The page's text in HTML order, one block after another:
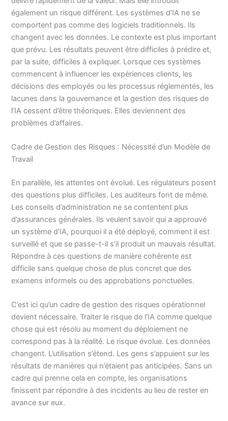
également un risque différent. Les systèmes d’IA ne se
comportent pas comme des logiciels traditionnels. Ils
changent avec les données. Le contexte est plus important
que prévu. Les résultats peuvent être difficiles à prédire et,
par la suite, difficiles à expliquer. Lorsque ces systèmes
commencent à influencer les expériences clients, les
décisions des employés ou les processus réglementés, les
lacunes dans la gouvernance et la gestion des risques de
l’IA cessent d’être théoriques. Elles deviennent des
problèmes d’affaires.
Cadre de Gestion des Risques : Nécessité d’un Modèle de
Travail
En parallèle, les attentes ont évolué. Les régulateurs posent
des questions plus difficiles. Les auditeurs font de même.
Les conseils d’administration ne se contentent plus
d’assurances générales. Ils veulent savoir qui a approuvé
un système d’IA, pourquoi il a été déployé, comment il est
surveillé et que se passe-t-il s’il produit un mauvais résultat.
Répondre à ces questions de manière cohérente est
difficile sans quelque chose de plus concret que des
examens informels ou des approbations ponctuelles.
C’est ici qu’un cadre de gestion des risques opérationnel
devient nécessaire. Traiter le risque de l’IA comme quelque
chose qui est résolu au moment du déploiement ne
correspond pas à la réalité. Le risque évolue. Les données
changent. L’utilisation s’étend. Les gens s’appuient sur les
résultats de manières qui n’étaient pas anticipées. Sans un
cadre qui prenne cela en compte, les organisations
finissent par répondre à des incidents au lieu de rester en
avance sur eux.